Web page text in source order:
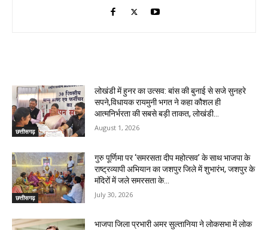
छत्तीसगढ़
लोखंडी में हुनर का उत्सव: बांस की बुनाई से सजे सुनहरे
सपने,विधायक रायमुनी भगत ने कहा कौशल ही
आत्मनिर्भरता की सबसे बड़ी ताकत, लोखंडी...
August 1, 2026
छत्तीसगढ़
गुरु पूर्णिमा पर ‘समरसता दीप महोत्सव’ के साथ भाजपा के
राष्ट्रव्यापी अभियान का जशपुर जिले में शुभारंभ, जशपुर के
मंदिरों में जले समरसता के...
July 30, 2026
भाजपा जिला प्रभारी अमर सुल्तानिया ने लोकसभा में लोक